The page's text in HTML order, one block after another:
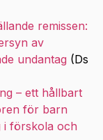
remissen:
av
undantag (Ds
– ett hållbart
för barn
i förskola och